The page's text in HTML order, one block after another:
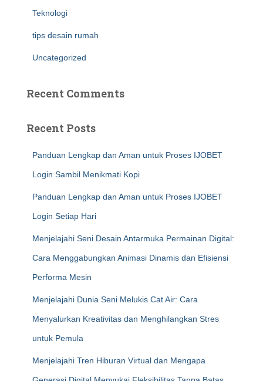
Teknologi
tips desain rumah
Uncategorized
Recent Comments
Recent Posts
Panduan Lengkap dan Aman untuk Proses IJOBET
Login Sambil Menikmati Kopi
Panduan Lengkap dan Aman untuk Proses IJOBET
Login Setiap Hari
Menjelajahi Seni Desain Antarmuka Permainan Digital:
Cara Menggabungkan Animasi Dinamis dan Efisiensi
Performa Mesin
Menjelajahi Dunia Seni Melukis Cat Air: Cara
Menyalurkan Kreativitas dan Menghilangkan Stres
untuk Pemula
Menjelajahi Tren Hiburan Virtual dan Mengapa